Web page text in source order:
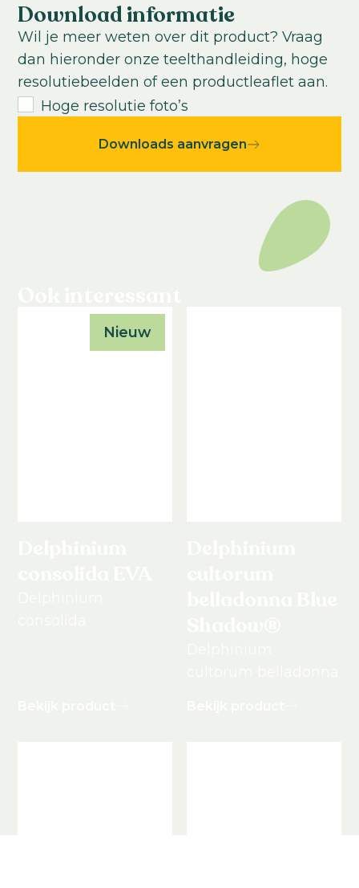
Teeltduur tot jonge plant:
5-6 weken
Teeltduur van jonge plant tot eindproduct:
10-11weken
Download informatie
Wil je meer weten over dit product? Vraag
dan hieronder onze teelthandleiding, hoge
resolutiebeelden of een productleaflet aan.
Hoge resolutie foto’s
Downloads aanvragen
Nieuw